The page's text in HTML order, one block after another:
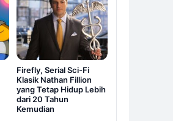
Firefly, Serial Sci-Fi
Klasik Nathan Fillion
yang Tetap Hidup Lebih
dari 20 Tahun
Kemudian